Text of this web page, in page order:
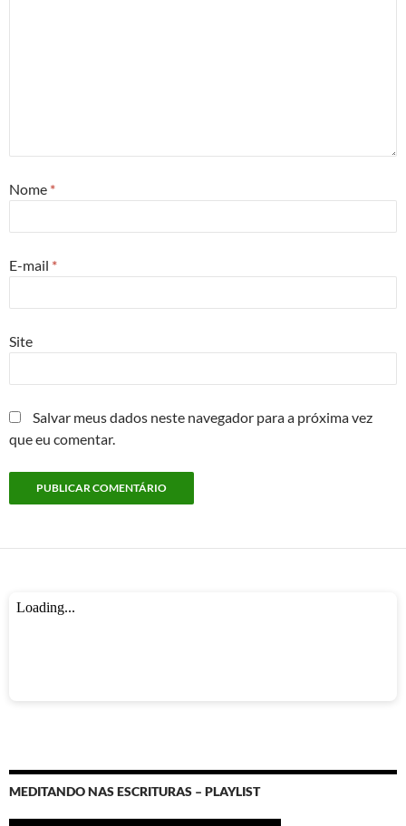
Nome *
E-mail *
Site
Salvar meus dados neste navegador para a próxima vez
que eu comentar.
MEDITANDO NAS ESCRITURAS – PLAYLIST